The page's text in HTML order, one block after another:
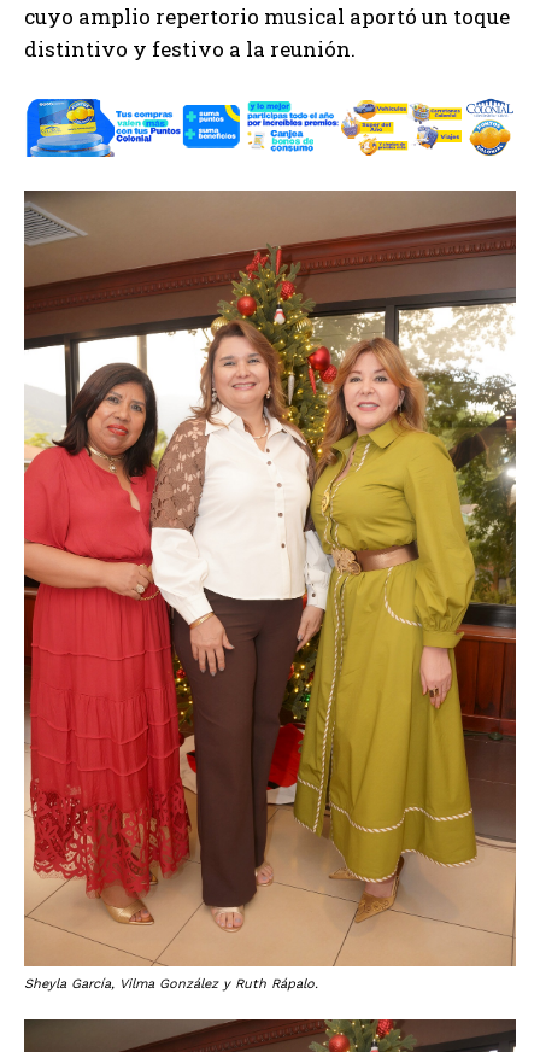
cuyo amplio repertorio musical aportó un toque
distintivo y festivo a la reunión.
Sheyla García, Vilma González y Ruth Rápalo.